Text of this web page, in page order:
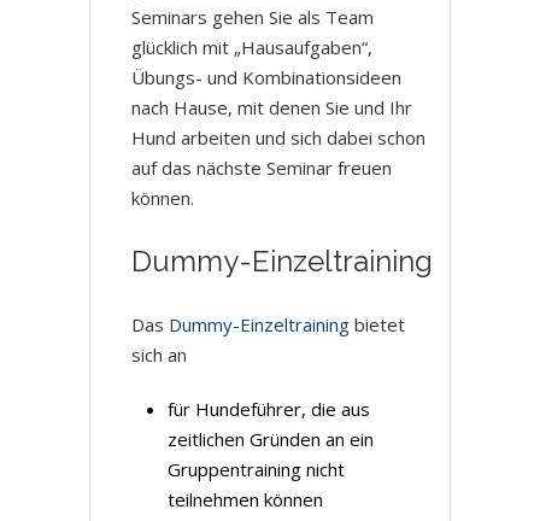
Seminars gehen Sie als Team
glücklich mit „Hausaufgaben“,
Übungs- und Kombinationsideen
nach Hause, mit denen Sie und Ihr
Hund arbeiten und sich dabei schon
auf das nächste Seminar freuen
können.
Dummy-Einzeltraining
Das Dummy-Einzeltraining bietet
sich an
für Hundeführer, die aus
zeitlichen Gründen an ein
Gruppentraining nicht
teilnehmen können